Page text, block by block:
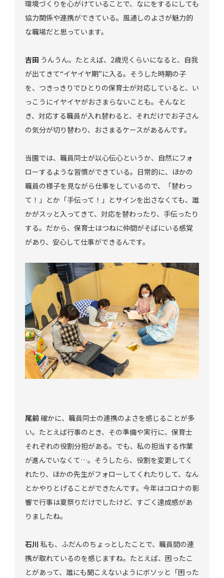
環境づくりを心がけていることで、なにをするにしても
協力関係や連携ができている。風通しのよさが魅力的
な職場だと思っています。
吉田 うんうん。たとえば、2歳児くらいになると、自我
が出てきて“イヤイヤ期”に入る。そうした時期の子
を、つきっきりでひとりの保育士が対応していると、い
っこうにイヤイヤがおさまらないことも。そんなと
き、対応する職員が入れ替わると、それだけでお子さん
の気分が切り替わり、おさまるケースがあるんです。
当園では、職員同士が以心伝心というか、自然にフォ
ローするような習慣ができている。日常的に、ほかの
職員の様子を見ながら仕事をしているので、「替わっ
て！」とか「手伝って！」とサインを出さなくても、誰
かがスッと入ってきて、対応を替わったり、手伝ったり
する。だから、保育士はつねに仲間がそばにいる感覚
があり、安心して仕事ができるんです。
尾前確かに、職員同士の連携のよさを感じることが多
い。たとえば行事のとき、その準備や実行に、保育士
それぞれの役割分担がある。でも、私の担当する作業
が進んでいなくて…。そうしたら、役割を変更してく
れたり、ほかの先生がフォローしてくれたりして、なん
とかやりとげることができたんです。今年はコロナの影
響で行事は夏祭りだけでしたけど、すごく達成感があ
りましたね。
石川 私も、ふだんのちょっとしたことで、職員間の連
携が取れているのを感じますね。たとえば、困ったこ
とがあって、誰にも聞こえないようにボソッと「困った